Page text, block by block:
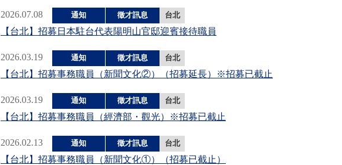
2026.07.08 通知 徵才訊息 台北
【台北】招募日本駐台代表陽明山官邸迎賓接待職員
2026.03.19 通知 徵才訊息 台北
【台北】招募事務職員（新聞文化②）（招募延長）※招募已截止
2026.03.19 通知 徵才訊息 台北
【台北】招募事務職員（經濟部・觀光）※招募已截止
2026.02.13 通知 徵才訊息 台北
【台北】招募事務職員（新聞文化①）（招募已截止）